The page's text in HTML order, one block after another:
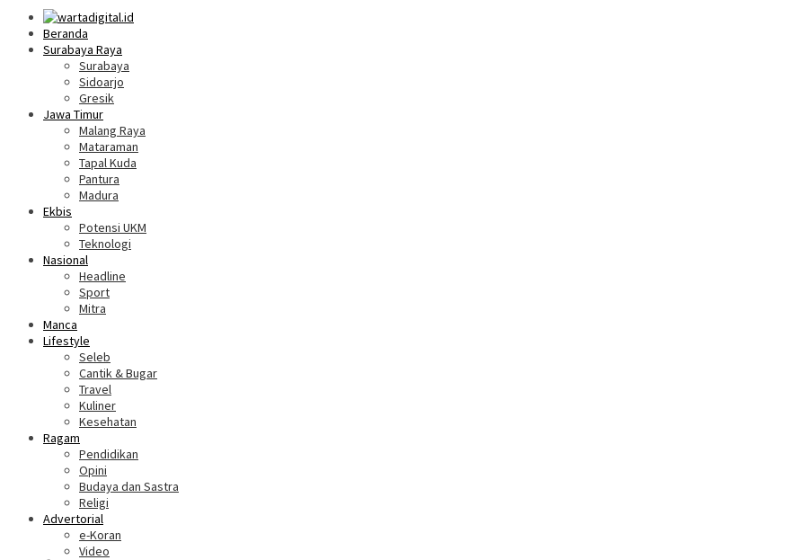
Beranda
Surabaya Raya
Surabaya
Sidoarjo
Gresik
Jawa Timur
Malang Raya
Mataraman
Tapal Kuda
Pantura
Madura
Ekbis
Potensi UKM
Teknologi
Nasional
Headline
Sport
Mitra
Manca
Lifestyle
Seleb
Cantik & Bugar
Travel
Kuliner
Kesehatan
Ragam
Pendidikan
Opini
Budaya dan Sastra
Religi
Advertorial
e-Koran
Video